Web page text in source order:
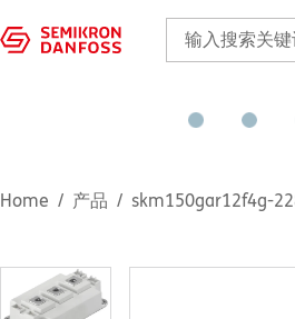
Home 产品 skm150gar12f4g-